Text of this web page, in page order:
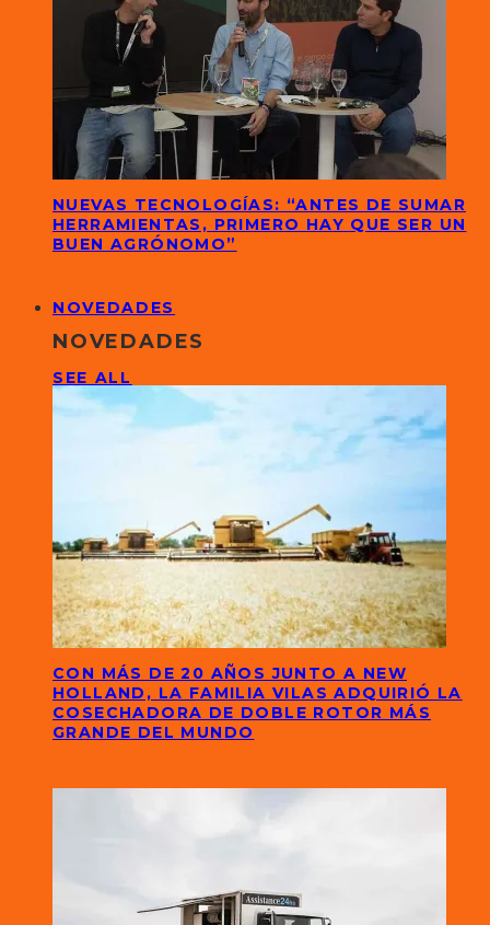
NUEVAS TECNOLOGÍAS: “ANTES DE SUMAR
HERRAMIENTAS, PRIMERO HAY QUE SER UN
BUEN AGRÓNOMO”
NOVEDADES
NOVEDADES
SEE ALL
CON MÁS DE 20 AÑOS JUNTO A NEW
HOLLAND, LA FAMILIA VILAS ADQUIRIÓ LA
COSECHADORA DE DOBLE ROTOR MÁS
GRANDE DEL MUNDO